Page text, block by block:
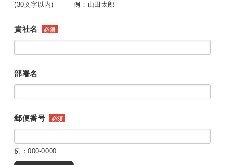
(30文字以内) 例：山田太郎
貴社名 必須
部署名
郵便番号 必須
例：000-0000